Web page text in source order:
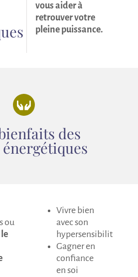
vous aider à
retrouver votre
pleine puissance.
des
ou
le
Vivre bien
avec son
hypersensibilité
Gagner en
confiance
en soi